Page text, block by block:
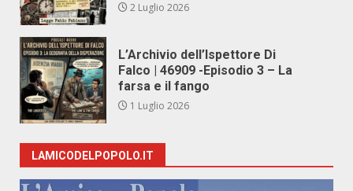
2 Luglio 2026
L’Archivio dell’Ispettore Di
Falco | 46909 -Episodio 3 – La
farsa e il fango
1 Luglio 2026
LAMICODELPOPOLO.IT